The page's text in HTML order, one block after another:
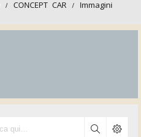
CONCEPT CAR Immagini